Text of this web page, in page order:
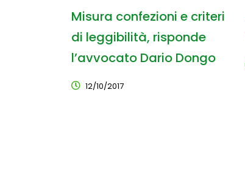
Misura confezioni e criteri
di leggibilità, risponde
l’avvocato Dario Dongo
12/10/2017